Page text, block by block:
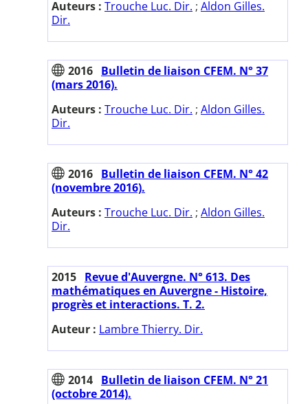
Auteurs : Trouche Luc. Dir. ; Aldon Gilles.
Dir.
2016 Bulletin de liaison CFEM. N° 37
(mars 2016).
Auteurs : Trouche Luc. Dir. ; Aldon Gilles.
Dir.
2016 Bulletin de liaison CFEM. N° 42
(novembre 2016).
Auteurs : Trouche Luc. Dir. ; Aldon Gilles.
Dir.
2015 Revue d'Auvergne. N° 613. Des
mathématiques en Auvergne - Histoire,
progrès et interactions. T. 2.
Auteur : Lambre Thierry. Dir.
2014 Bulletin de liaison CFEM. N° 21
(octobre 2014).